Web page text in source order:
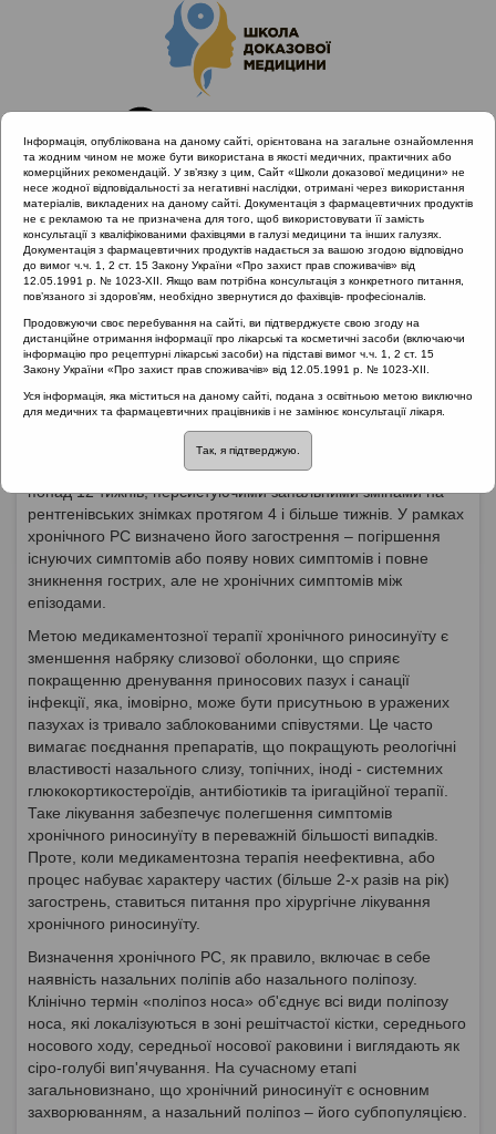
Головна
Матеріали за МКХ-11
12 Хвороби органів дихання
Хронічні риносинуїти. Поліпи носа
Хронічні риносинуїти.
Поліпи носа
– захворювання із тривалістю симптомів
понад 12 тижнів, персистуючими запальними змінами на
рентгенівських знімках протягом 4 і більше тижнів. У рамках
хронічного РС визначено його загострення – погіршення
існуючих симптомів або появу нових симптомів і повне
зникнення гострих, але не хронічних симптомів між
епізодами.
Метою медикаментозної терапії хронічного риносинуїту є
зменшення набряку слизової оболонки, що сприяє
покращенню дренування приносових пазух і санації
інфекції, яка, імовірно, може бути присутньою в уражених
пазухах із тривало заблокованими співустями. Це часто
вимагає поєднання препаратів, що покращують реологічні
властивості назального слизу, топічних, іноді - системних
глюкокортикостероїдів, антибіотиків та іригаційної терапії.
Таке лікування забезпечує полегшення симптомів
хронічного риносинуїту в переважній більшості випадків.
Проте, коли медикаментозна терапія неефективна, або
процес набуває характеру частих (більше 2-х разів на рік)
загострень, ставиться питання про хірургічне лікування
хронічного риносинуїту.
Визначення хронічного РС, як правило, включає в себе
наявність назальних поліпів або назального поліпозу.
Клінічно термін «поліпоз носа» об'єднує всі види поліпозу
носа, які локалізуються в зоні решітчастої кістки, середнього
носового ходу, середньої носової раковини і виглядають як
сіро-голубі вип'ячування. На сучасному етапі
загальновизнано, що хронічний риносинуїт є основним
захворюванням, а назальний поліпоз – його субпопуляцією.
Інформація, опублікована на даному сайті, орієнтована на загальне ознайомлення
та жодним чином не може бути використана в якості медичних, практичних або
комерційних рекомендацій. У зв’язку з цим, Сайт «Школи доказової медицини» не
несе жодної відповідальності за негативні наслідки, отримані через використання
матеріалів, викладених на даному сайті. Документація з фармацевтичних продуктів
не є рекламою та не призначена для того, щоб використовувати її замість
консультації з кваліфікованими фахівцями в галузі медицини та інших галузях.
Документація з фармацевтичних продуктів надається за вашою згодою відповідно
до вимог ч.ч. 1, 2 ст. 15 Закону України «Про захист прав споживачів» від
12.05.1991 р. № 1023-XII. Якщо вам потрібна консультація з конкретного питання,
пов’язаного зі здоров’ям, необхідно звернутися до фахівців- професіоналів.
Продовжуючи своє перебування на сайті, ви підтверджуєте свою згоду на
дистанційне отримання інформації про лікарські та косметичні засоби (включаючи
інформацію про рецептурні лікарські засоби) на підставі вимог ч.ч. 1, 2 ст. 15
Закону України «Про захист прав споживачів» від 12.05.1991 р. № 1023-XII.
Уся інформація, яка міститься на даному сайті, подана з освітньою метою виключно
для медичних та фармацевтичних працівників і не замінює консультації лікаря.
Так, я підтверджую.